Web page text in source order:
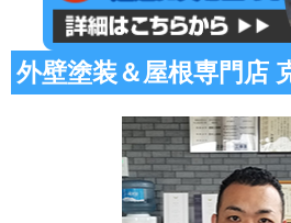
外壁塗装＆屋根専門店